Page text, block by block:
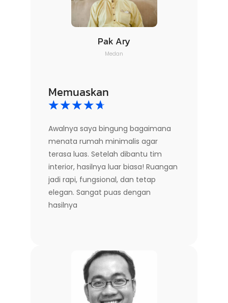
Pak Ary
Medan
Memuaskan
☆☆☆☆☆
Awalnya saya bingung bagaimana
menata rumah minimalis agar
terasa luas. Setelah dibantu tim
interior, hasilnya luar biasa! Ruangan
jadi rapi, fungsional, dan tetap
elegan. Sangat puas dengan
hasilnya